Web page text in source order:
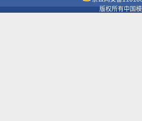
版权所有中国